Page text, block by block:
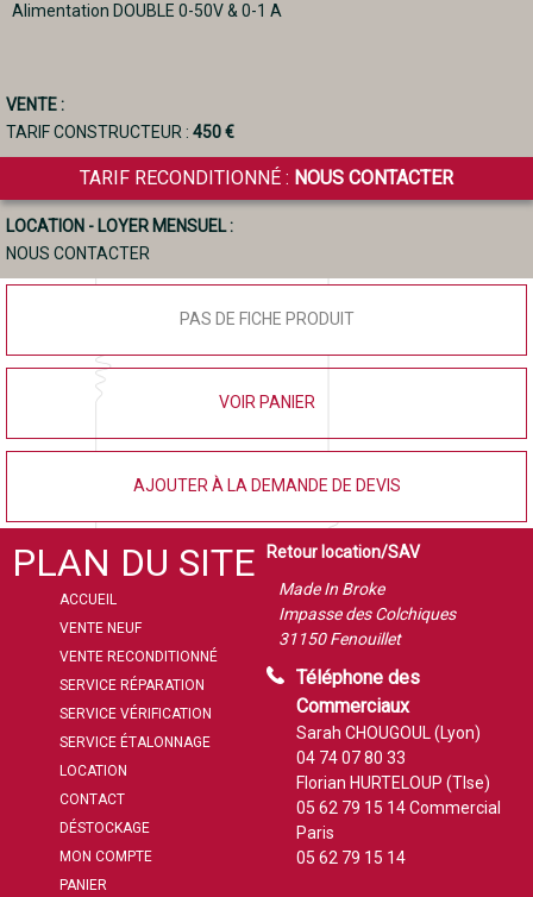
Alimentation DOUBLE 0-50V & 0-1 A
VENTE :
TARIF CONSTRUCTEUR : 450 €
TARIF RECONDITIONNÉ : NOUS CONTACTER
LOCATION - LOYER MENSUEL :
NOUS CONTACTER
PAS DE FICHE PRODUIT
VOIR PANIER
AJOUTER À LA DEMANDE DE DEVIS
PLAN DU SITE
ACCUEIL
VENTE NEUF
VENTE RECONDITIONNÉ
SERVICE RÉPARATION
SERVICE VÉRIFICATION
SERVICE ÉTALONNAGE
LOCATION
CONTACT
DÉSTOCKAGE
MON COMPTE
PANIER
Retour location/SAV
Made In Broke
Impasse des Colchiques
31150 Fenouillet
Téléphone des
Commerciaux
Sarah CHOUGOUL (Lyon)
04 74 07 80 33
Florian HURTELOUP (Tlse)
05 62 79 15 14Commercial
Paris
05 62 79 15 14